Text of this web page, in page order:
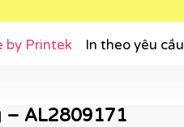
by Printek In theo yêu cầu
– AL2809171